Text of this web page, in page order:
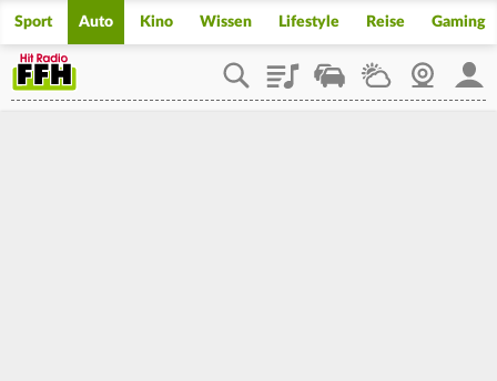
Sport Auto Kino Wissen Lifestyle Reise Gaming
PlaylistStaupilotWetterWebcam